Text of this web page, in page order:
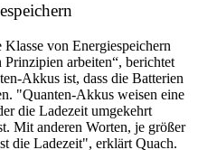
von Energiespeichern
Prinzipien arbeiten“, berichtet
Akkus ist, dass die Batterien
"Quanten-Akkus weisen eine
die Ladezeit umgekehrt
Mit anderen Worten, je größer
die Ladezeit", erklärt Quach.